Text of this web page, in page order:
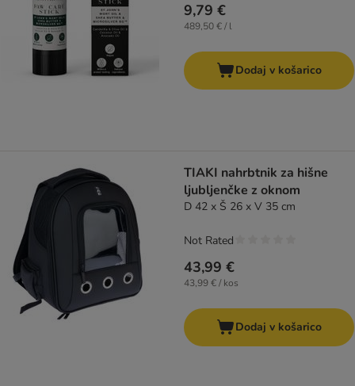
9,79 €
489,50 € / l
Dodaj v košarico
TIAKI nahrbtnik za hišne
ljubljenčke z oknom
D 42 x Š 26 x V 35 cm
43,99 €
43,99 € / kos
Not Rated
Dodaj v košarico